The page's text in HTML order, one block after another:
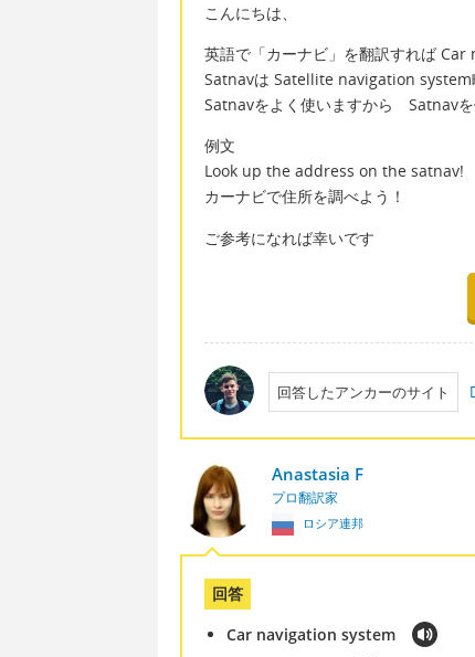
こんにちは、
英語で「カーナビ」を翻訳すれば Car
Satnavは Satellite navigation system
Satnavをよく使いますから Satnav
例文
Look up the address on the satnav!
カーナビで住所を調べよう！
ご参考になれば幸いです
回答したアンカーのサイト
Anastasia F
プロ翻訳家
ロシア連邦
回答
Car navigation system